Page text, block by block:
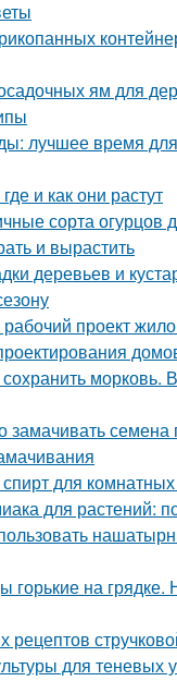
ям для
лучшее время
и как они растут
сорта огурцов
и вырастить
деревьев и
проект
морковь.
замачивать
для комнатных
для растений:
горькие на
рецептов
для теневых